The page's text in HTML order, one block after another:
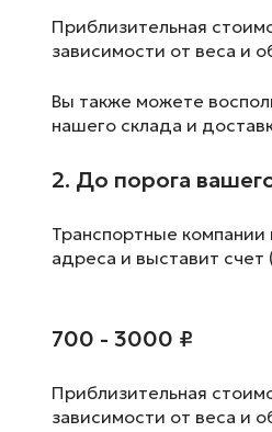
Приблизительная
зависимости от веса и
Вы также можете
нашего склада и
2. До порога
Транспортные
адреса и выставит
700 - 3000 ₽
Приблизительная
зависимости от веса и